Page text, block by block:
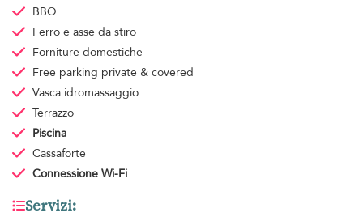
BBQ
Ferro e asse da stiro
Forniture domestiche
Free parking private & covered
Vasca idromassaggio
Terrazzo
Piscina
Cassaforte
Connessione Wi-Fi
Servizi: